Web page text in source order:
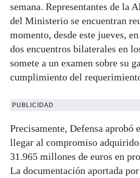
semana. Representantes de la
del Ministerio se encuentran
momento, desde este jueves,
dos encuentros bilaterales en
somete a un examen sobre su
cumplimiento del
PUBLICIDAD
Precisamente, Defensa aprobó
llegar al compromiso
31.965 millones de euros en
La documentación aportada